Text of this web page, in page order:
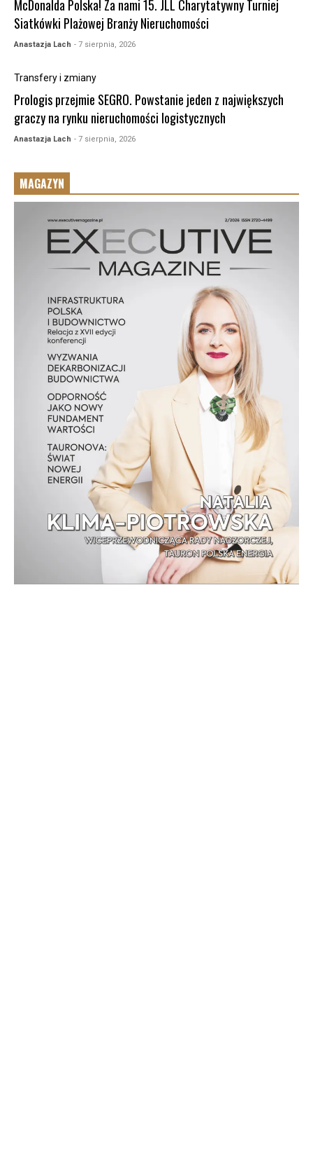
McDonalda Polska! Za nami 15. JLL Charytatywny Turniej
Siatkówki Plażowej Branży Nieruchomości
Anastazja Lach - 7 sierpnia, 2026
Transfery i zmiany
Prologis przejmie SEGRO. Powstanie jeden z największych
graczy na rynku nieruchomości logistycznych
Anastazja Lach - 7 sierpnia, 2026
MAGAZYN